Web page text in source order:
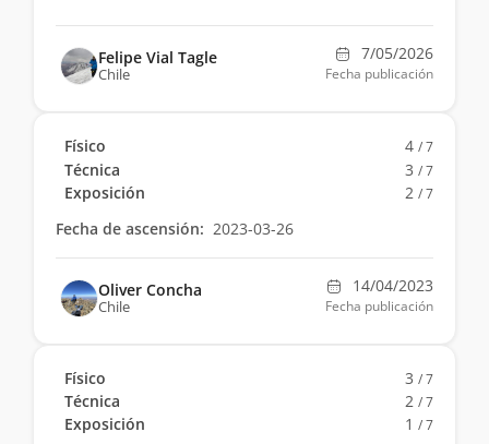
Felipe Vial Tagle
Chile
7/05/2026
Fecha publicación
Físico 4 / 7
Técnica 3 / 7
Exposición 2 / 7
Fecha de ascensión: 2023-03-26
Oliver Concha
Chile
14/04/2023
Fecha publicación
Físico 3 / 7
Técnica 2 / 7
Exposición 1 / 7